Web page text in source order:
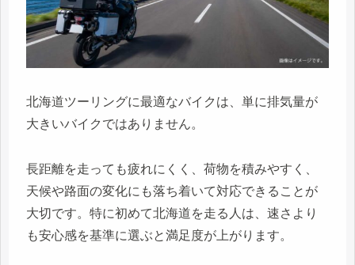
北海道ツーリングに最適なバイクは、単に排気量が
大きいバイクではありません。
長距離を走っても疲れにくく、荷物を積みやすく、
天候や路面の変化にも落ち着いて対応できることが
大切です。特に初めて北海道を走る人は、速さより
も安心感を基準に選ぶと満足度が上がります。